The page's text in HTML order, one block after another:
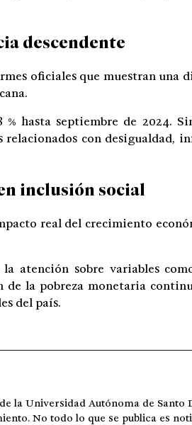
descendente
oficiales que muestran una
hasta septiembre de 2024.
con desigualdad,
inclusión social
real del crecimiento
atención sobre variables
la pobreza monetaria
del país.
la Universidad Autónoma de Santo
No todo lo que se publica es